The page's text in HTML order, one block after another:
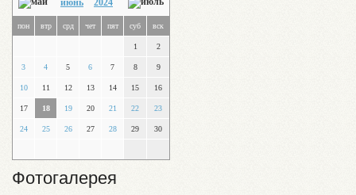
июнь 2024
пон втр срд чет пят суб вск
1 2
3 4 5 6 7 8 9
10 11 12 13 14 15 16
17 18 19 20 21 22 23
24 25 26 27 28 29 30
Фотогалерея